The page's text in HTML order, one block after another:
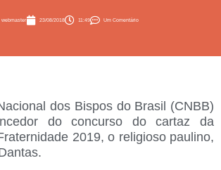
webmaster 23/08/2018 11:49 Um Comentário
dos Bispos do Brasil (CNBB)
do concurso do cartaz da
2019, o religioso paulino,